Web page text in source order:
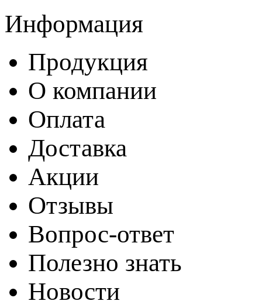
Информация
Продукция
О компании
Оплата
Доставка
Акции
Отзывы
Вопрос-ответ
Полезно знать
Новости